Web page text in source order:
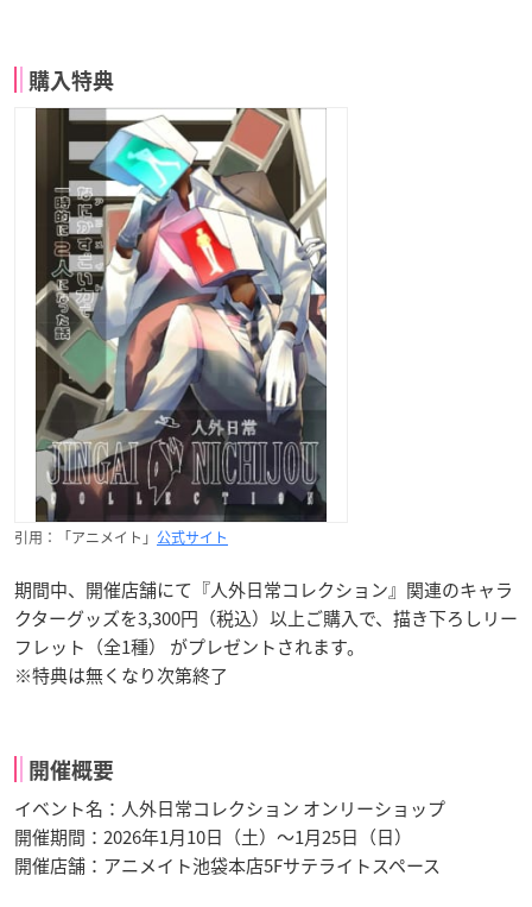
購入特典
引用：「アニメイト」 公式サイト
期間中、開催店舗にて『人外日常コレクション』関連のキャラ
クターグッズを3,300円（税込）以上ご購入で、描き下ろしリー
フレット（全1種） がプレゼントされます。
※特典は無くなり次第終了
開催概要
イベント名：人外日常コレクション オンリーショップ
開催期間：2026年1月10日（土）～1月25日（日）
開催店舗：アニメイト池袋本店5Fサテライトスペース